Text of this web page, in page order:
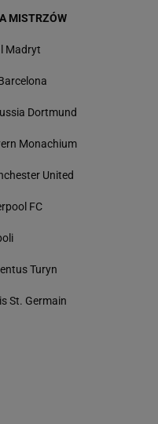
MISTRZÓW
Madryt
Dortmund
Monachium
United
FC
Turyn
St. Germain